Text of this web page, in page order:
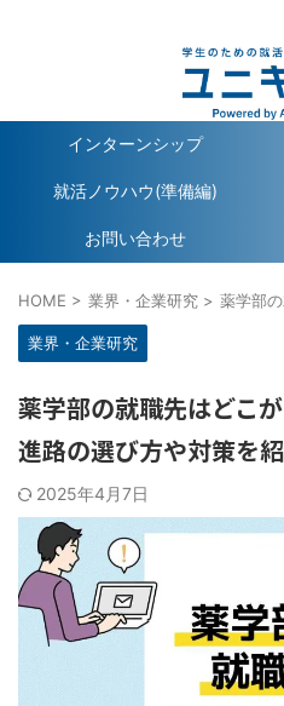
インターンシップ
就活ノウハウ(準備編)
お問い合わせ
HOME > 業界・企業研究 > 薬学部
業界・企業研究
薬学部の就職先はどこ
進路の選び方や対策を
2025年4月7日